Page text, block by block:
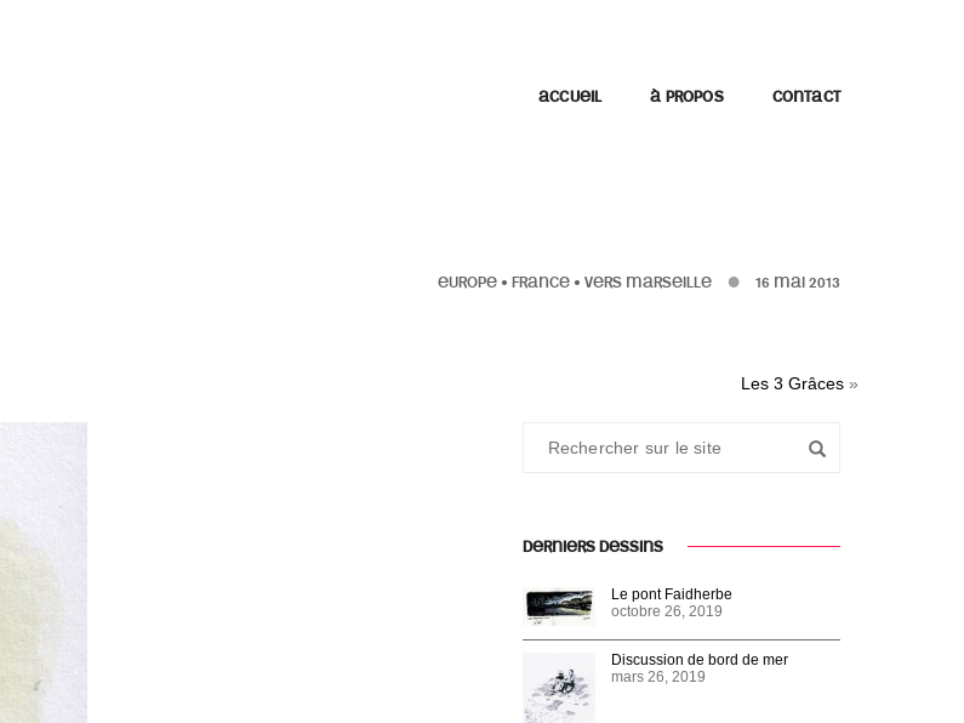
ACCUEIL À PROPOS CONTACT
EUROPE • FRANCE • VERS MARSEILLE 16 MAI 2013
Les 3 Grâces »
DERNIERS DESSINS
Le pont Faidherbe
octobre 26, 2019
Discussion de bord de mer
mars 26, 2019